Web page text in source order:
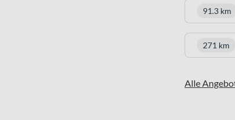
91.3 km
271 km
Alle